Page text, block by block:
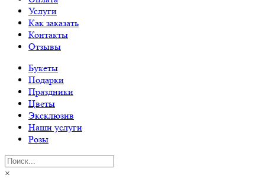
Услуги
Как заказать
Контакты
Отзывы
Букеты
Подарки
Праздники
Цветы
Эксклюзив
Наши услуги
Розы
×